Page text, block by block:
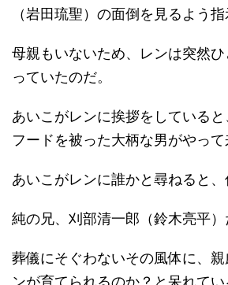
（岩田琉聖）の面倒を見るよう指
母親もいないため、レンは突然
っていたのだ。
あいこがレンに挨拶をしている
フードを被った大柄な男がやって
あいこがレンに誰かと尋ねると、
純の兄、刈部清一郎（鈴木亮平）
葬儀にそぐわないその風体に、